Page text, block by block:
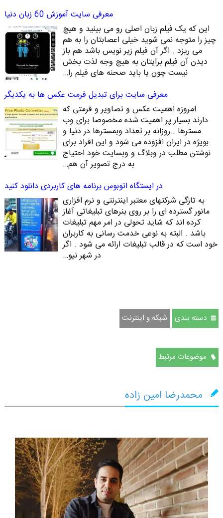
معرفی سایت آموزش 60 زبان دنیا
این که یک فیلم زبان اصلی رو می بینید و هیچ
چیز را متوجه نمی شوید خیلی اعصابتان را به هم
می ریزد . اگر آن فیلم زیر نویس باشد هم باز
دیدن آن فیلم برایتان به هیچ وجه لذت بخش
نیست چون یا باید صحنه های فیلم را…
معرفی سایت برای تبدیل فرمت عکس ها به یکدیگر
امروزه اهمیت عکس و تصاویر و فرمتی که
دارند بسیار پر اهمیت شده مخصوصا برای وب
مسترها . روزانه بر تعداد وبمسترها در دنیا و
بویژه در ایران افزوده می شود و این افراد برای
نوشتن مطلب در وبلاگ و وبسایت خود احتیاج
به درج تصویر آن هم…
در ایستگاه اتوبوس برنامه های کاربردی دانلود کنید
به تازگی شرکتهای معتبر اینترنتی و نرم افزاری
مانور گسترده ای را بر روی بنرهای تبلیغاتی آغاز
کرده اند که شاید تحولی در امر مهم تبلیغات
باشد . البته به نوعی خدمت رسانی به کاربران
خود است که در قالب تبلیغات ارائه می شود . اگر
در شهر نیو…
دسته بندی شبکه و اینترنت
موضوعات مرتبط
محمدرضا امین زاده